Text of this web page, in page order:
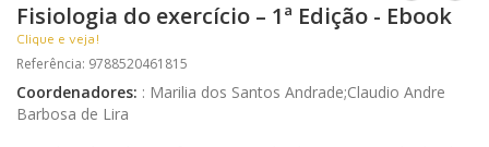
Fisiologia do exercício – 1ª Edição - Ebook
Clique e veja!
Referência: 9788520461815
Coordenadores: : Marilia dos Santos Andrade;Claudio Andre
Barbosa de Lira